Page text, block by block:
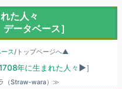
た人々
ータベース］
ス/トップページへ▲
年に生まれた人々 ▶］
（Straw-wara）≫